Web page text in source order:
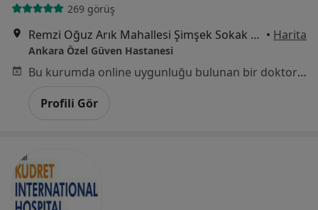
269 görüş
Remzi Oğuz Arık Mahallesi Şimşek Sokak No:29 Kavaklıdere, Çankaya • Harita
Ankara Özel Güven Hastanesi
Bu kurumda online uygunluğu bulunan bir doktor veya uzman bulunamadı
Profili Gör